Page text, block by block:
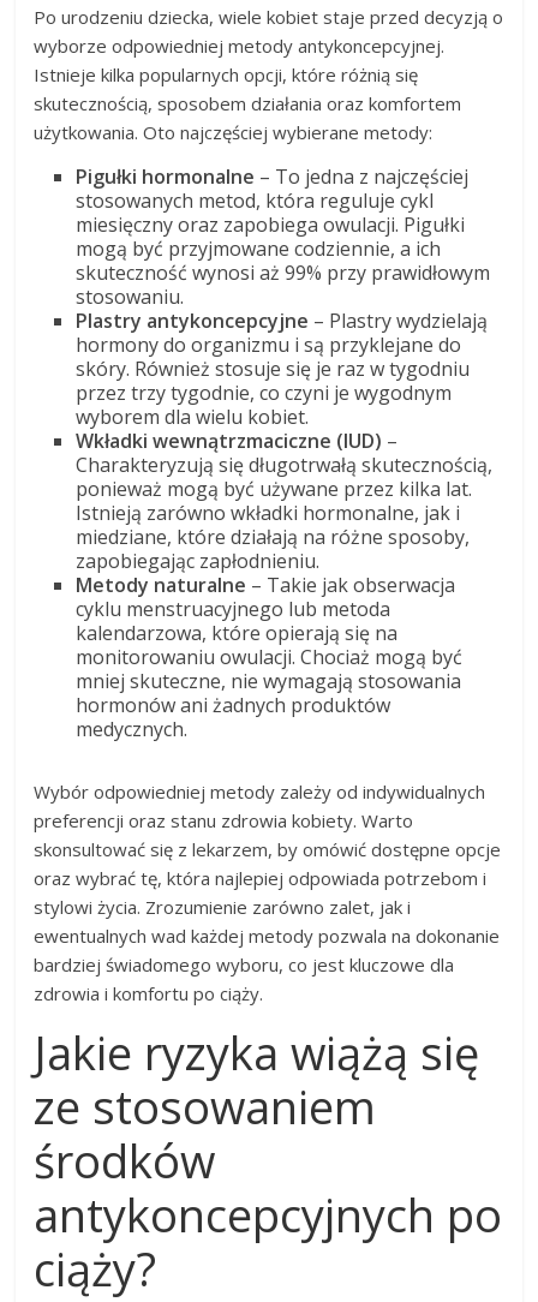
Po urodzeniu dziecka, wiele kobiet staje przed decyzją o
wyborze odpowiedniej metody antykoncepcyjnej.
Istnieje kilka popularnych opcji, które różnią się
skutecznością, sposobem działania oraz komfortem
użytkowania. Oto najczęściej wybierane metody:
Pigułki hormonalne – To jedna z najczęściej
stosowanych metod, która reguluje cykl
miesięczny oraz zapobiega owulacji. Pigułki
mogą być przyjmowane codziennie, a ich
skuteczność wynosi aż 99% przy prawidłowym
stosowaniu.
Plastry antykoncepcyjne – Plastry wydzielają
hormony do organizmu i są przyklejane do
skóry. Również stosuje się je raz w tygodniu
przez trzy tygodnie, co czyni je wygodnym
wyborem dla wielu kobiet.
Wkładki wewnątrzmaciczne (IUD) –
Charakteryzują się długotrwałą skutecznością,
ponieważ mogą być używane przez kilka lat.
Istnieją zarówno wkładki hormonalne, jak i
miedziane, które działają na różne sposoby,
zapobiegając zapłodnieniu.
Metody naturalne – Takie jak obserwacja
cyklu menstruacyjnego lub metoda
kalendarzowa, które opierają się na
monitorowaniu owulacji. Chociaż mogą być
mniej skuteczne, nie wymagają stosowania
hormonów ani żadnych produktów
medycznych.
Wybór odpowiedniej metody zależy od indywidualnych
preferencji oraz stanu zdrowia kobiety. Warto
skonsultować się z lekarzem, by omówić dostępne opcje
oraz wybrać tę, która najlepiej odpowiada potrzebom i
stylowi życia. Zrozumienie zarówno zalet, jak i
ewentualnych wad każdej metody pozwala na dokonanie
bardziej świadomego wyboru, co jest kluczowe dla
zdrowia i komfortu po ciąży.
Jakie ryzyka wiążą się
ze stosowaniem
środków
antykoncepcyjnych po
ciąży?